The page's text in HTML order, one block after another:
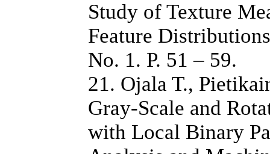
Study of Texture
Feature
No. 1. P. 51 – 59.
21. Ojala T.,
Gray-Scale and
with Local Binary